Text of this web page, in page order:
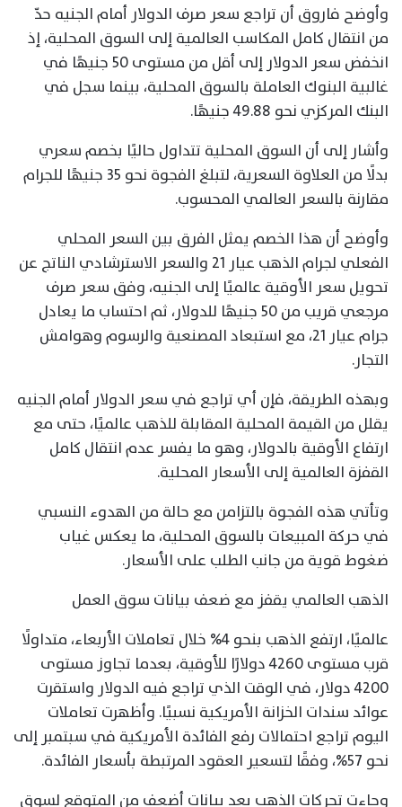
وأوضح فاروق أن تراجع سعر صرف الدولار أمام الجنيه حدّ
من انتقال كامل المكاسب العالمية إلى السوق المحلية، إذ
انخفض سعر الدولار إلى أقل من مستوى 50 جنيهًا في
غالبية البنوك العاملة بالسوق المحلية، بينما سجل في
البنك المركزي نحو 49.88 جنيهًا.
وأشار إلى أن السوق المحلية تتداول حاليًا بخصم سعري
بدلًا من العلاوة السعرية، لتبلغ الفجوة نحو 35 جنيهًا للجرام
مقارنة بالسعر العالمي المحسوب.
وأوضح أن هذا الخصم يمثل الفرق بين السعر المحلي
الفعلي لجرام الذهب عيار 21 والسعر الاسترشادي الناتج عن
تحويل سعر الأوقية عالميًا إلى الجنيه، وفق سعر صرف
مرجعي قريب من 50 جنيهًا للدولار، ثم احتساب ما يعادل
جرام عيار 21، مع استبعاد المصنعية والرسوم وهوامش
التجار.
وبهذه الطريقة، فإن أي تراجع في سعر الدولار أمام الجنيه
يقلل من القيمة المحلية المقابلة للذهب عالميًا، حتى مع
ارتفاع الأوقية بالدولار، وهو ما يفسر عدم انتقال كامل
القفزة العالمية إلى الأسعار المحلية.
وتأتي هذه الفجوة بالتزامن مع حالة من الهدوء النسبي
في حركة المبيعات بالسوق المحلية، ما يعكس غياب
ضغوط قوية من جانب الطلب على الأسعار.
الذهب العالمي يقفز مع ضعف بيانات سوق العمل
عالميًا، ارتفع الذهب بنحو 4% خلال تعاملات الأربعاء، متداولًا
قرب مستوى 4260 دولارًا للأوقية، بعدما تجاوز مستوى
4200 دولار، في الوقت الذي تراجع فيه الدولار واستقرت
عوائد سندات الخزانة الأمريكية نسبيًا. وأظهرت تعاملات
اليوم تراجع احتمالات رفع الفائدة الأمريكية في سبتمبر إلى
نحو 57%، وفقًا لتسعير العقود المرتبطة بأسعار الفائدة.
وجاءت تحركات الذهب بعد بيانات أضعف من المتوقع لسوق